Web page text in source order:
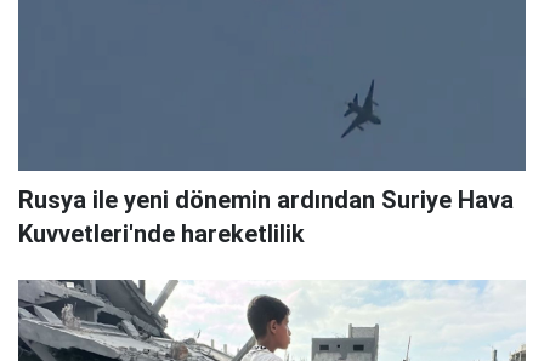
Rusya ile yeni dönemin ardından Suriye Hava
Kuvvetleri'nde hareketlilik